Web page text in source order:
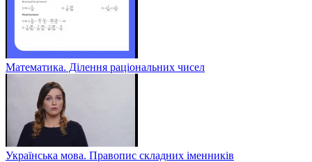
Математика. Ділення раціональних чисел
Українська мова. Правопис складних іменників